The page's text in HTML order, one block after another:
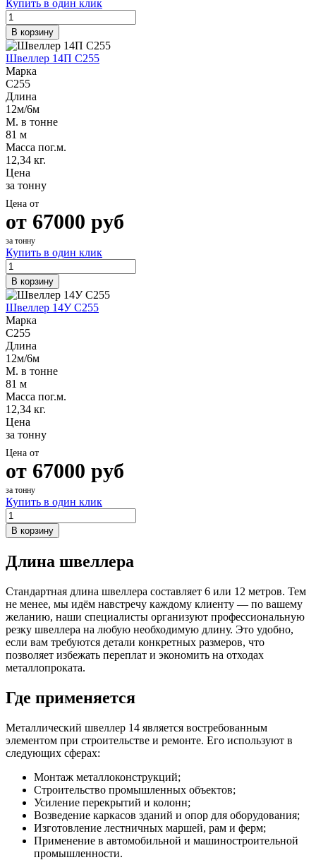
Купить в один клик
В корзину
Швеллер 14П С255
Марка
С255
Длина
12м/6м
М. в тонне
81 м
Масса пог.м.
12,34 кг.
Цена
за тонну
Цена от
от 67000 руб
за тонну
Купить в один клик
В корзину
Швеллер 14У С255
Марка
С255
Длина
12м/6м
М. в тонне
81 м
Масса пог.м.
12,34 кг.
Цена
за тонну
Цена от
от 67000 руб
за тонну
Купить в один клик
В корзину
Длина швеллера
Стандартная длина швеллера составляет 6 или 12 метров. Тем
не менее, мы идём навстречу каждому клиенту — по вашему
желанию, наши специалисты организуют профессиональную
резку швеллера на любую необходимую длину. Это удобно,
если вам требуются детали конкретных размеров, что
позволяет избежать переплат и экономить на отходах
металлопроката.
Где применяется
Металлический швеллер 14 является востребованным
элементом при строительстве и ремонте. Его используют в
следующих сферах:
Монтаж металлоконструкций;
Строительство промышленных объектов;
Усиление перекрытий и колонн;
Возведение каркасов зданий и опор для оборудования;
Изготовление лестничных маршей, рам и ферм;
Применение в автомобильной и машиностроительной
промышленности.